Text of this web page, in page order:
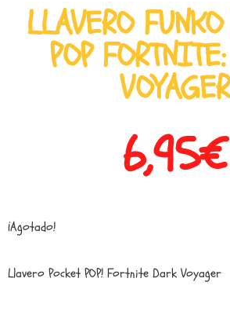
LLAVERO
POP
VOYAGER
6,95€
¡Agotado!
Llavero Pocket POP! Fortnite Dark Voyager